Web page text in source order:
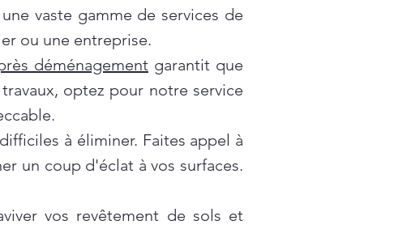
vaste gamme de services de
ou une entreprise.
déménagement garantit que
optez pour notre service
à éliminer. Faites appel à
un coup d'éclat à vos surfaces.
vos revêtement de sols et